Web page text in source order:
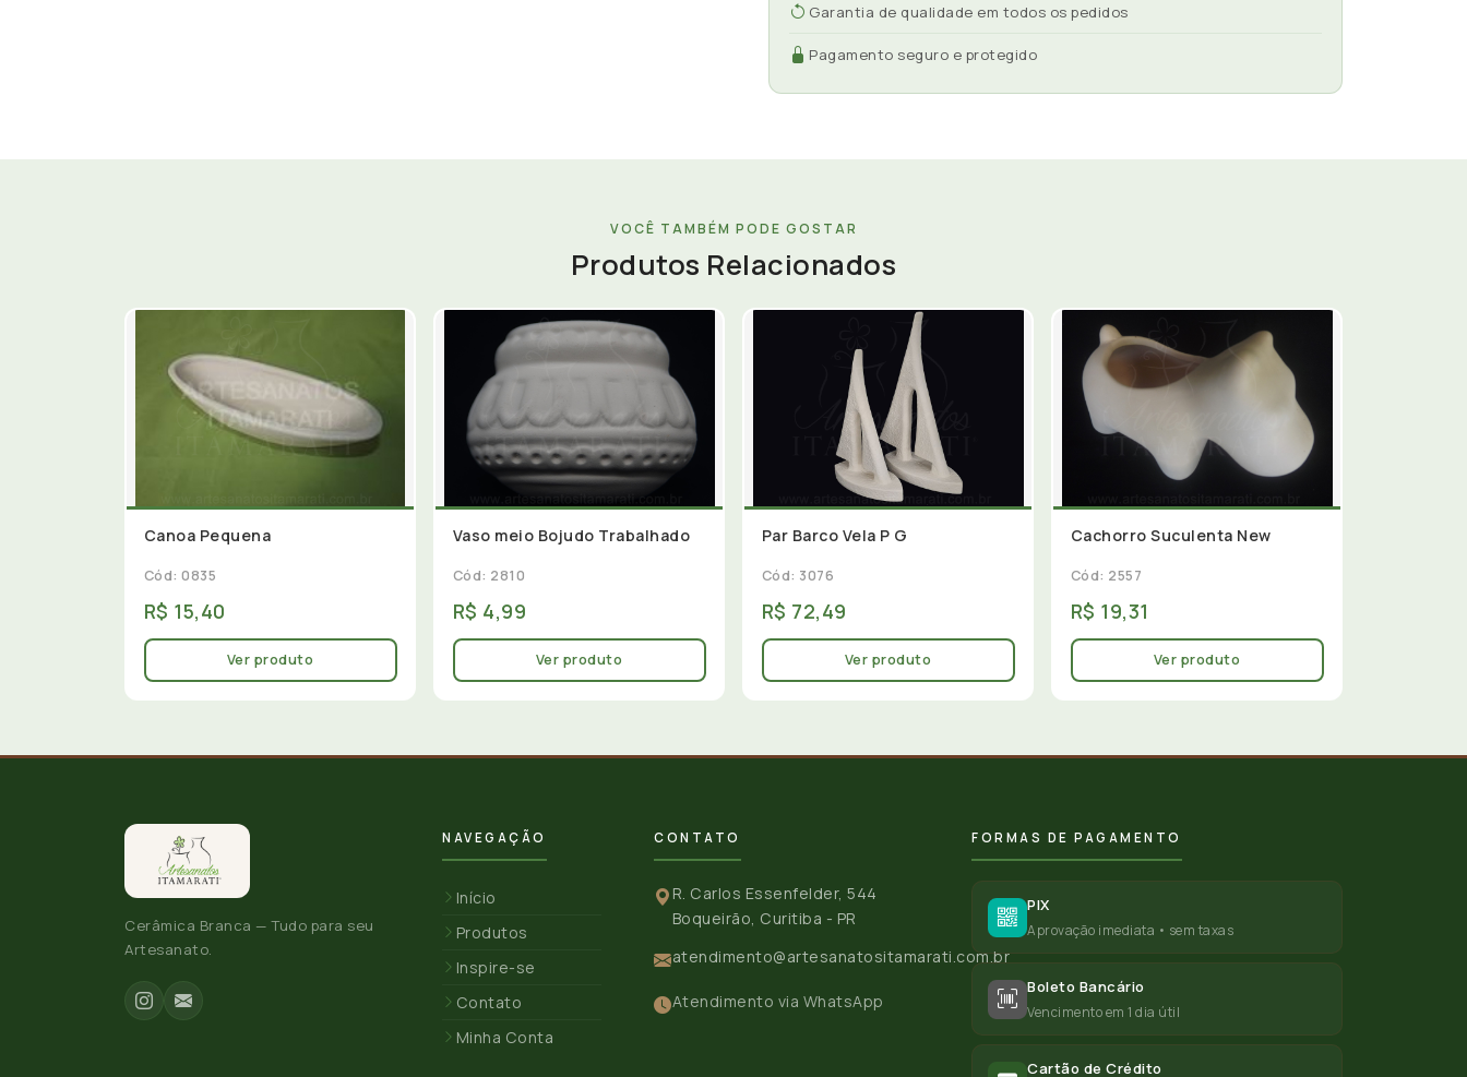
Garantia de qualidade em todos os pedidos
Pagamento seguro e protegido
VOCÊ TAMBÉM PODE GOSTAR
Produtos Relacionados
Canoa Pequena
Cód: 0835
R$ 15,40
Ver produto
Vaso meio Bojudo Trabalhado
Cód: 2810
R$ 4,99
Ver produto
Par Barco Vela P G
Cód: 3076
R$ 72,49
Ver produto
Cachorro Suculenta New
Cód: 2557
R$ 19,31
Ver produto
Cerâmica Branca — Tudo para seu
Artesanato.
NAVEGAÇÃO
Início
Produtos
Inspire-se
Contato
Minha Conta
CONTATO
R. Carlos Essenfelder, 544
Boqueirão, Curitiba - PR
atendimento@artesanatositamarati.com.br
Atendimento via WhatsApp
FORMAS DE PAGAMENTO
PIX
Aprovação imediata • sem taxas
Boleto Bancário
Vencimento em 1 dia útil
Cartão de Crédito